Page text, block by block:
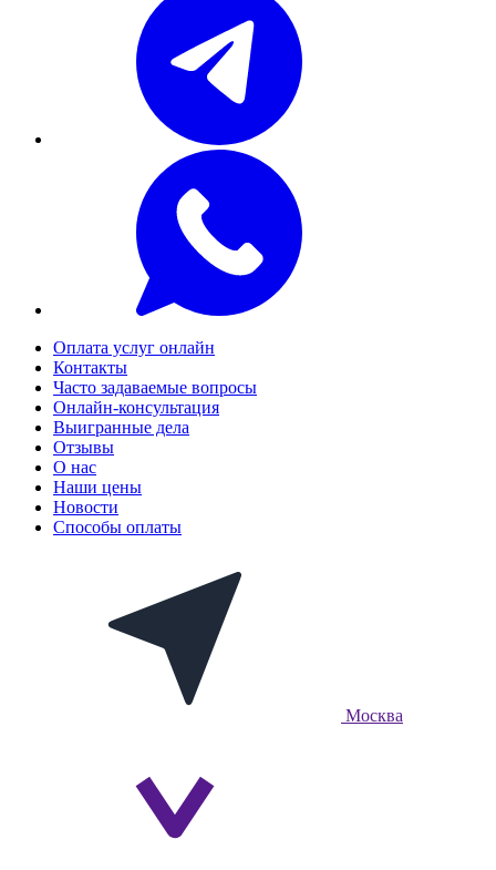
Оплата услуг онлайн
Контакты
Часто задаваемые вопросы
Онлайн-консультация
Выигранные дела
Отзывы
О нас
Наши цены
Новости
Способы оплаты
Москва